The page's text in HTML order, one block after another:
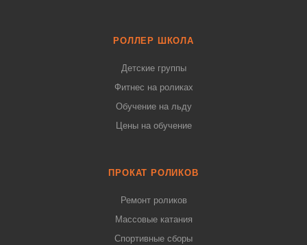
РОЛЛЕР ШКОЛА
Детские группы
Фитнес на роликах
Обучение на льду
Цены на обучение
ПРОКАТ РОЛИКОВ
Ремонт роликов
Массовые катания
Спортивные сборы